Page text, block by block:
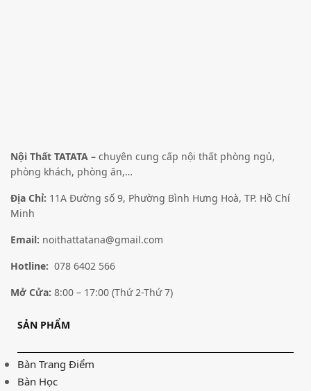
Nội Thất TATATA –chuyên cung cấp nội thất phòng ngủ,
phòng khách, phòng ăn,…
Địa Chỉ: 11A Đường số 9, Phường Bình Hưng Hoà, TP. Hồ Chí
Minh
Email: noithattatana@gmail.com
Hotline: 078 6402 566
Mở Cửa:8:00 – 17:00 (Thứ 2-Thứ 7)
SẢN PHẨM
Bàn Trang Điểm
Bàn Học